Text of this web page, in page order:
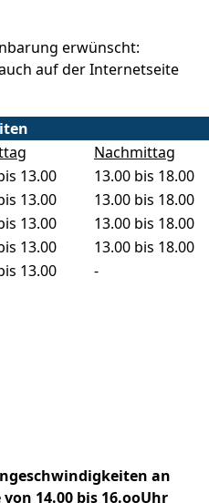
erwünscht:
auf der Internetseite
Nachmittag
13.00
13.00 bis 18.00
13.00
13.00 bis 18.00
13.00
13.00 bis 18.00
13.00
13.00 bis 18.00
13.00 -
an
14.00 bis 16.ooUhr